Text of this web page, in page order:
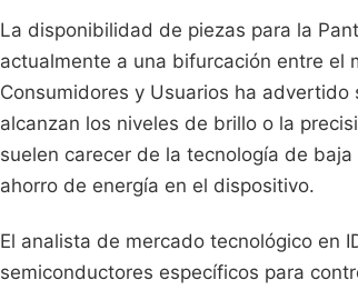
La disponibilidad de piezas para la
actualmente a una bifurcación entre el
Consumidores y Usuarios ha
alcanzan los niveles de brillo o la
suelen carecer de la tecnología de
ahorro de energía en el dispositivo.
El analista de mercado tecnológico en
semiconductores específicos para